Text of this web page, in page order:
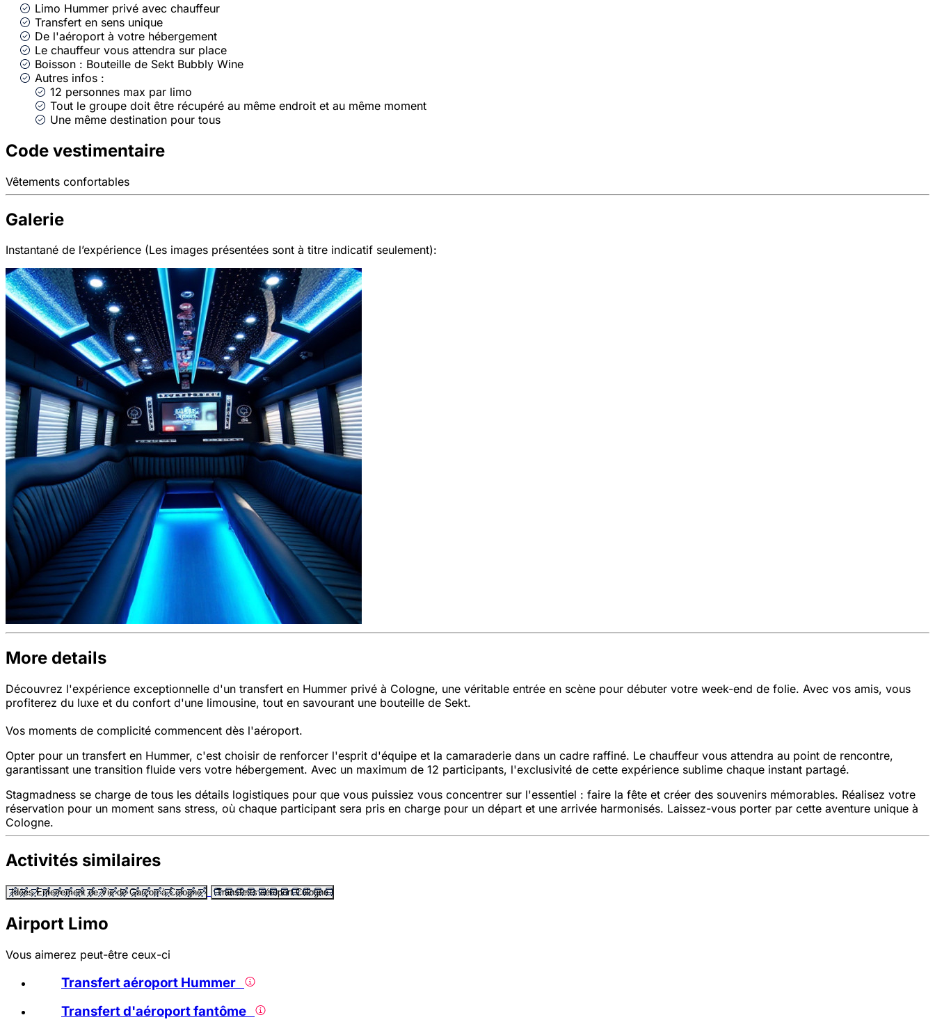
Limo Hummer privé avec chauffeur
Transfert en sens unique
De l'aéroport à votre hébergement
Le chauffeur vous attendra sur place
Boisson : Bouteille de Sekt Bubbly Wine
Autres infos :
12 personnes max par limo
Tout le groupe doit être récupéré au même endroit et au même moment
Une même destination pour tous
Code vestimentaire
Vêtements confortables
Galerie
Instantané de l’expérience (Les images présentées sont à titre indicatif seulement):
More details
Découvrez l'expérience exceptionnelle d'un transfert en Hummer privé à Cologne, une véritable entrée en scène pour débuter votre week-end de folie. Avec vos amis, vous
profiterez du luxe et du confort d'une limousine, tout en savourant une bouteille de Sekt.
Vos moments de complicité commencent dès l'aéroport.
Opter pour un transfert en Hummer, c'est choisir de renforcer l'esprit d'équipe et la camaraderie dans un cadre raffiné. Le chauffeur vous attendra au point de rencontre,
garantissant une transition fluide vers votre hébergement. Avec un maximum de 12 participants, l'exclusivité de cette expérience sublime chaque instant partagé.
Stagmadness se charge de tous les détails logistiques pour que vous puissiez vous concentrer sur l'essentiel : faire la fête et créer des souvenirs mémorables. Réalisez votre
réservation pour un moment sans stress, où chaque participant sera pris en charge pour un départ et une arrivée harmonisés. Laissez-vous porter par cette aventure unique à
Cologne.
Activités similaires
Idées Enterrement de Vie de Garçon à Cologne Transferts aéroport Cologne
Airport Limo
Vous aimerez peut-être ceux-ci
Transfert aéroport Hummer
Transfert d'aéroport fantôme